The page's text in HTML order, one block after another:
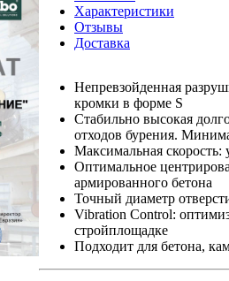
Характеристики
Отзывы
Доставка
Непревзойденная
кромки в форме S
Стабильно высокая
отходов бурения.
Максимальная
Оптимальное
армированного бетона
Точный диаметр
Vibration Control:
стройплощадке
Подходит для бетона,